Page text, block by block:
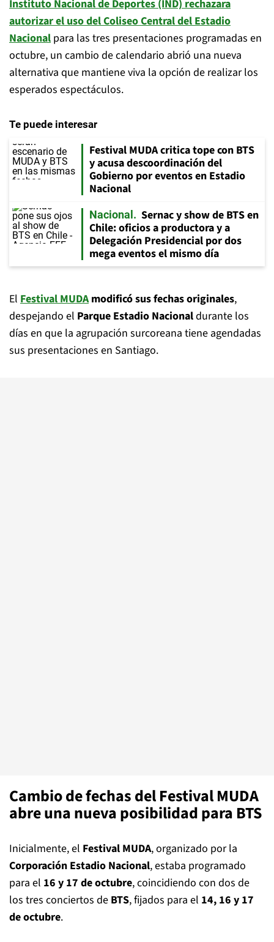
Instituto Nacional de Deportes (IND) rechazara
autorizar el uso del Coliseo Central del Estadio
Nacional para las tres presentaciones programadas en
octubre, un cambio de calendario abrió una nueva
alternativa que mantiene viva la opción de realizar los
esperados espectáculos.
Te puede interesar
Festival MUDA critica tope con BTS
y acusa descoordinación del
Gobierno por eventos en Estadio
Nacional
Nacional
Sernac y show de BTS en
Chile: oficios a productora y a
Delegación Presidencial por dos
mega eventos el mismo día
El Festival MUDA modificó sus fechas originales,
despejando el Parque Estadio Nacionaldurante los
días en que la agrupación surcoreana tiene agendadas
sus presentaciones en Santiago.
Cambio de fechas del Festival MUDA
abre una nueva posibilidad para BTS
Inicialmente, el Festival MUDA, organizado por la
Corporación Estadio Nacional, estaba programado
para el 16 y 17 de octubre, coincidiendo con dos de
los tres conciertos de BTS, fijados para el 14, 16 y 17
de octubre.